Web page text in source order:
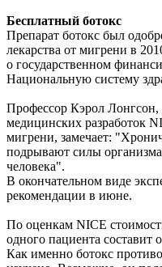
Бесплатный ботокс
Препарат ботокс был
лекарства от мигрени в
о государственном
Национальную систему
Профессор Кэрол Лонгсон,
медицинских разработок
мигрени, замечает:
подрывают силы
человека".
В окончательном виде
рекомендации в июне.
По оценкам NICE
одного пациента составит
Как именно ботокс